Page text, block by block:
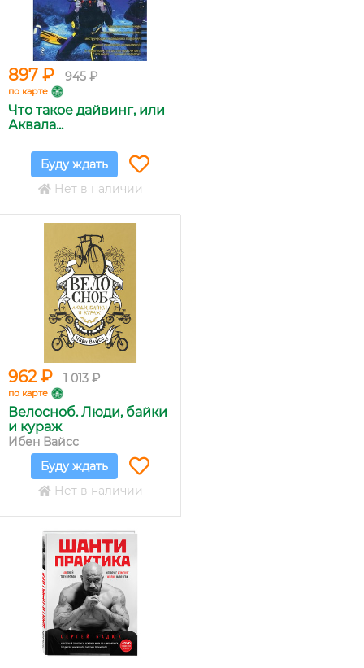
897 ₽ 945 ₽
по карте
Что такое дайвинг, или
Аквала...
Буду ждать
Нет в наличии
962 ₽ 1 013 ₽
по карте
Велосноб. Люди, байки
и кураж
Ибен Вайсс
Буду ждать
Нет в наличии